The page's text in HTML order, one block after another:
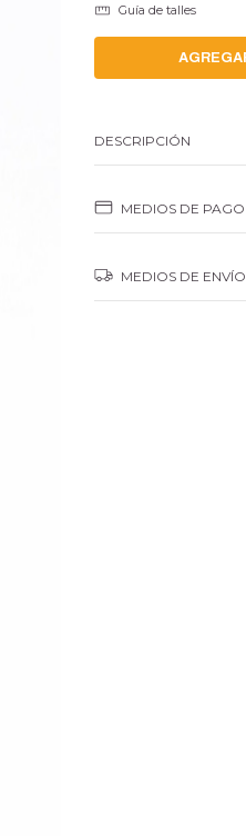
Guía de talles
DESCRIPCIÓN
MEDIOS DE PAGO
MEDIOS DE ENVÍO